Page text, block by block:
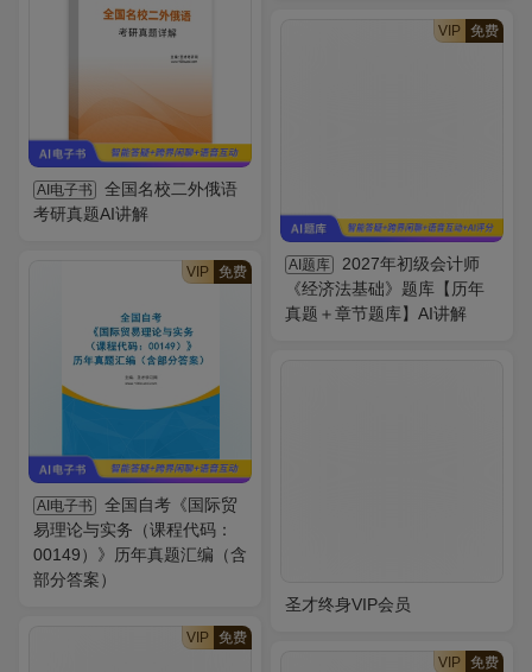
AI电子书
全国名校二外俄语
考研真题AI讲解
VIP 免费
AI题库
2027年初级会计师
《经济法基础》题库【历年
真题＋章节题库】AI讲解
VIP 免费
AI电子书
全国自考《国际贸
易理论与实务（课程代码：
00149）》历年真题汇编（含
部分答案）
圣才终身VIP会员
VIP 免费
VIP 免费